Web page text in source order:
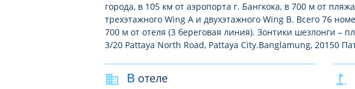
города, в 105 км от аэропорта г. Бангкока, в 700 м от
трехэтажного Wing A и двухэтажного Wing B. Всего 76
700 м от отеля (3 береговая линия). Зонтики шезлонги –
3/20 Pattaya North Road, Pattaya City.Banglamung, 20150
В отеле